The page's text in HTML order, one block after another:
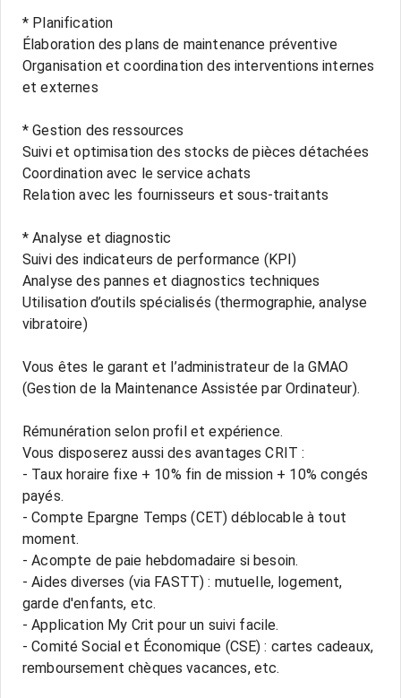
* Planification
Élaboration des plans de maintenance préventive
Organisation et coordination des interventions internes
et externes
* Gestion des ressources
Suivi et optimisation des stocks de pièces détachées
Coordination avec le service achats
Relation avec les fournisseurs et sous-traitants
* Analyse et diagnostic
Suivi des indicateurs de performance (KPI)
Analyse des pannes et diagnostics techniques
Utilisation d’outils spécialisés (thermographie, analyse
vibratoire)
Vous êtes le garant et l’administrateur de la GMAO
(Gestion de la Maintenance Assistée par Ordinateur).
Rémunération selon profil et expérience.
Vous disposerez aussi des avantages CRIT :
- Taux horaire fixe + 10% fin de mission + 10% congés
payés.
- Compte Epargne Temps (CET) déblocable à tout
moment.
- Acompte de paie hebdomadaire si besoin.
- Aides diverses (via FASTT) : mutuelle, logement,
garde d'enfants, etc.
- Application My Crit pour un suivi facile.
- Comité Social et Économique (CSE) : cartes cadeaux,
remboursement chèques vacances, etc.